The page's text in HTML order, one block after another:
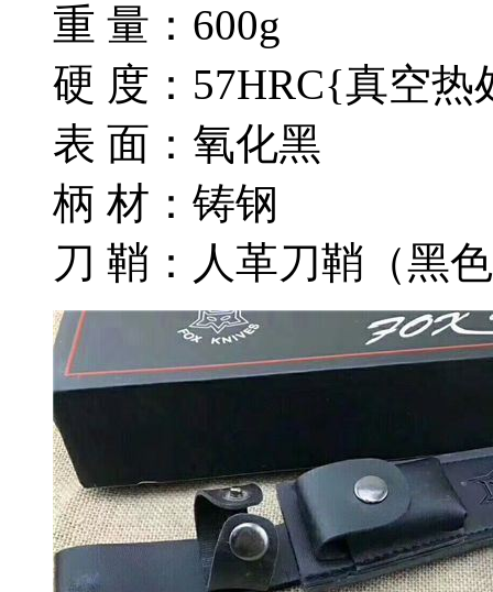
重 量：600g
硬 度：57HRC{真空热
表 面：氧化黑
柄 材：铸钢
刀 鞘：人革刀鞘（黑